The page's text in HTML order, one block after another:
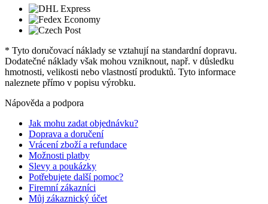
* Tyto doručovací náklady se vztahují na standardní dopravu.
Dodatečné náklady však mohou vzniknout, např. v důsledku
hmotnosti, velikosti nebo vlastností produktů. Tyto informace
naleznete přímo v popisu výrobku.
Nápověda a podpora
Jak mohu zadat objednávku?
Doprava a doručení
Vrácení zboží a refundace
Možnosti platby
Slevy a poukázky
Potřebujete další pomoc?
Firemní zákazníci
Můj zákaznický účet